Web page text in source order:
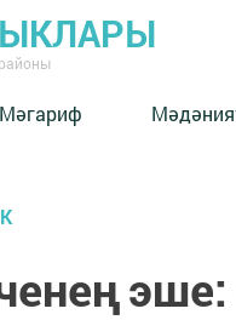
Мәгариф